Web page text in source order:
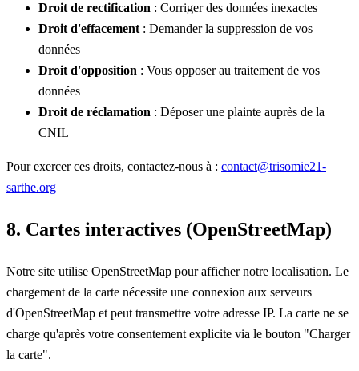
Droit de rectification : Corriger des données inexactes
Droit d'effacement : Demander la suppression de vos
données
Droit d'opposition : Vous opposer au traitement de vos
données
Droit de réclamation : Déposer une plainte auprès de la
CNIL
Pour exercer ces droits, contactez-nous à : contact@trisomie21-
sarthe.org
8. Cartes interactives (OpenStreetMap)
Notre site utilise OpenStreetMap pour afficher notre localisation. Le
chargement de la carte nécessite une connexion aux serveurs
d'OpenStreetMap et peut transmettre votre adresse IP. La carte ne se
charge qu'après votre consentement explicite via le bouton "Charger
la carte".